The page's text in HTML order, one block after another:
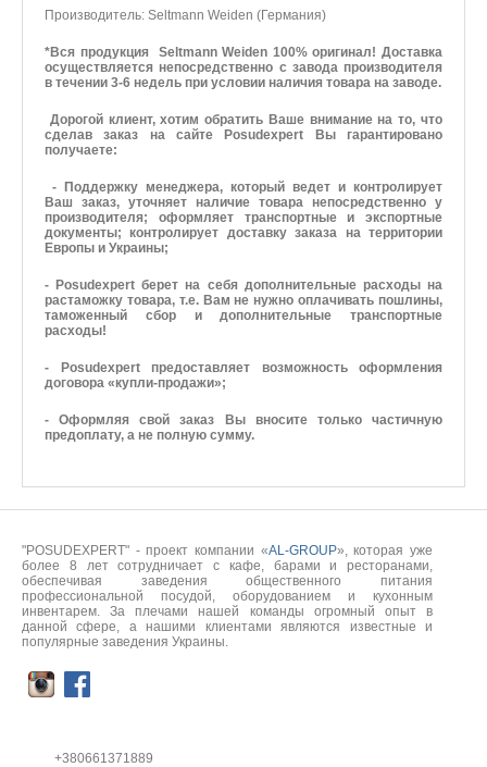
Производитель: Seltmann Weiden (Германия)
*Вся продукция Seltmann Weiden 100% оригинал! Доставка
осуществляется непосредственно с завода производителя
в течении 3-6 недель при условии наличия товара на заводе.
Дорогой клиент, хотим обратить Ваше внимание на то, что
сделав заказ на сайте Рosudexpert Вы гарантировано
получаете:
- Поддержку менеджера, который ведет и контролирует
Ваш заказ, уточняет наличие товара непосредственно у
производителя; оформляет транспортные и экспортные
документы; контролирует доставку заказа на территории
Европы и Украины;
- Рosudexpert берет на себя дополнительные расходы на
растаможку товара, т.е. Вам не нужно оплачивать пошлины,
таможенный сбор и дополнительные транспортные
расходы!
- Рosudexpert предоставляет возможность оформления
договора «купли-продажи»;
- Оформляя свой заказ Вы вносите только частичную
предоплату, а не полную сумму.
"POSUDEXPERT" - проект компании «AL-GROUP», которая уже
более 8 лет сотрудничает с кафе, барами и ресторанами,
обеспечивая заведения общественного питания
профессиональной посудой, оборудованием и кухонным
инвентарем. За плечами нашей команды огромный опыт в
данной сфере, а нашими клиентами являются известные и
популярные заведения Украины.
+380661371889